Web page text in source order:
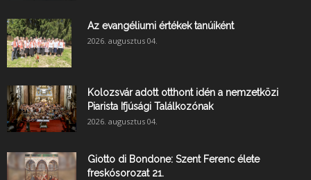
Az evangéliumi értékek tanúiként
2026. augusztus 04.
Kolozsvár adott otthont idén a nemzetközi
Piarista Ifjúsági Találkozónak
2026. augusztus 04.
Giotto di Bondone: Szent Ferenc élete
freskósorozat 21.